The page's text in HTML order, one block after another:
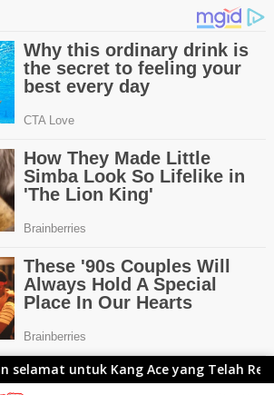
Telah Resmi Menjabat Gubernur